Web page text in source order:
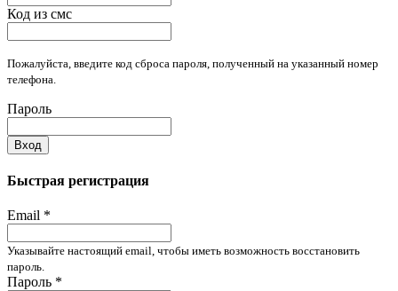
Код из смс
Пожалуйста, введите код сброса пароля, полученный на указанный номер
телефона.
Пароль
Вход
Быстрая регистрация
Email *
Указывайте настоящий email, чтобы иметь возможность восстановить
пароль.
Пароль *